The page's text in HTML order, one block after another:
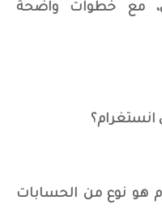
مع خطوات واضحة
انستغرام؟
هو نوع من الحسابات